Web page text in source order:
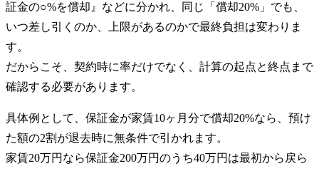
証金の○%を償却』などに分かれ、同じ「償却20%」でも、
いつ差し引くのか、上限があるのかで最終負担は変わりま
す。
だからこそ、契約時に率だけでなく、計算の起点と終点まで
確認する必要があります。
具体例として、保証金が家賃10ヶ月分で償却20%なら、預け
た額の2割が退去時に無条件で引かれます。
家賃20万円なら保証金200万円のうち40万円は最初から戻ら